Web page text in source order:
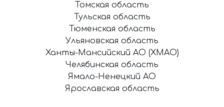
Томская область
Тульская область
Тюменская область
Ульяновская область
Ханты-Мансийский АО (ХМАО)
Челябинская область
Ямало-Ненецкий АО
Ярославская область